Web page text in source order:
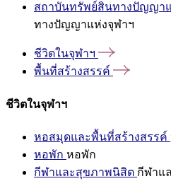
สถาบันทรัพย์สินทางปัญญา
ทางปัญญาแห่งจุฬาฯ
ชีวิตในจุฬาฯ
พื้นที่สร้างสรรค์
ชีวิตในจุฬาฯ
หอสมุดและพื้นที่สร้างสรรค์
หอพัก หอพัก
กีฬาและสุขภาพนิสิต กีฬาแ